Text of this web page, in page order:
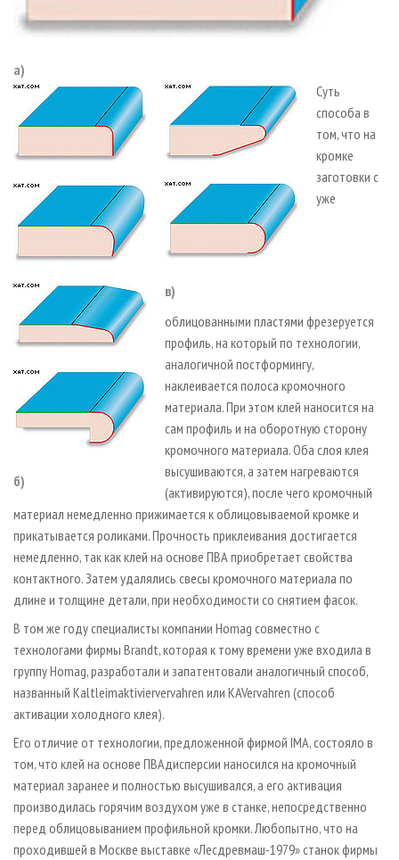
а)
б)
в)
Суть
способа в
том, что на
кромке
заготовки с
уже
облицованными пластями фрезеруется
профиль, на который по технологии,
аналогичной постформингу,
наклеивается полоса кромочного
материала. При этом клей наносится на
сам профиль и на оборотную сторону
кромочного материала. Оба слоя клея
высушиваются, а затем нагреваются
(активируются), после чего кромочный
материал немедленно прижимается к облицовываемой кромке и
прикатывается роликами. Прочность приклеивания достигается
немедленно, так как клей на основе ПВА приобретает свойства
контактного. Затем удалялись свесы кромочного материала по
длине и толщине детали, при необходимости со снятием фасок.
В том же году специалисты компании Homag совместно с
технологами фирмы Brandt, которая к тому времени уже входила в
группу Homag, разработали и запатентовали аналогичный способ,
названный Kaltleimaktiviervervahren или KA­Vervahren (способ
активации холодного клея).
Его отличие от технологии, предложенной фирмой IMA, состояло в
том, что клей на основе ПВА­дисперсии наносился на кромочный
материал заранее и полностью высушивался, а его активация
производилась горячим воздухом уже в станке, непосредственно
перед облицовыванием профильной кромки. Любопытно, что на
проходившей в Москве выставке «Лесдревмаш­-1979» станок фирмы